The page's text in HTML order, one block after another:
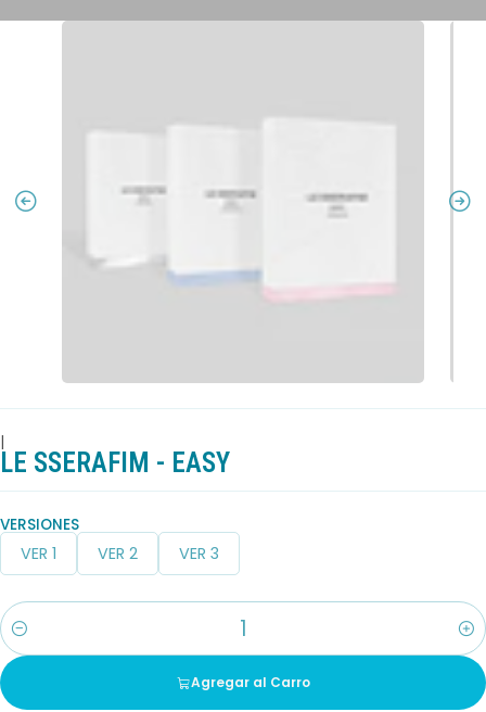
|
LE SSERAFIM - EASY
VERSIONES
VER 1 VER 2 VER 3
Cantidad
Agregar al Carro